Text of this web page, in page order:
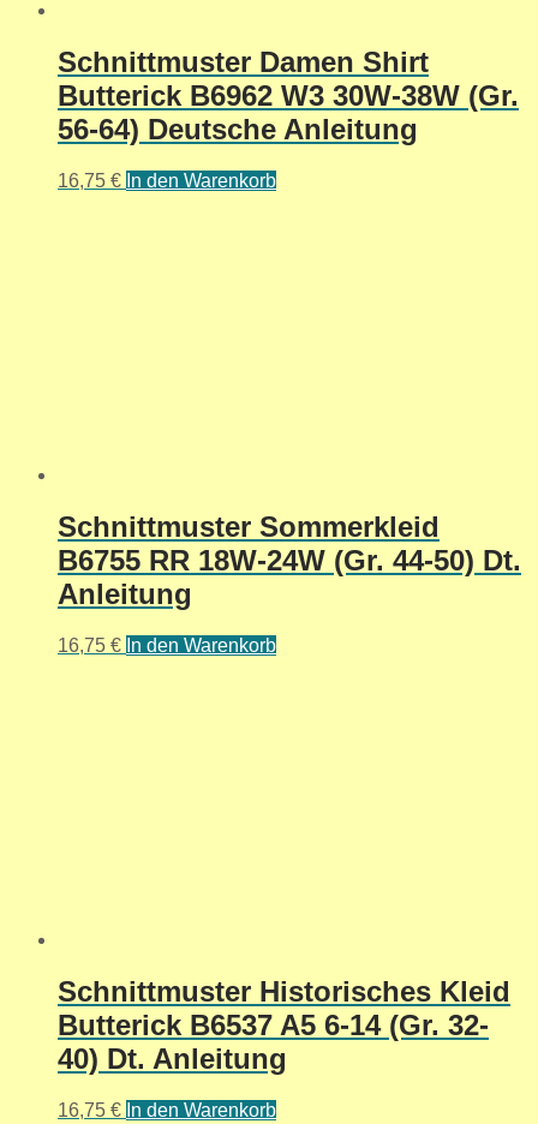
Schnittmuster Damen Shirt
Butterick B6962 W3 30W-38W (Gr.
56-64) Deutsche Anleitung
16,75 € In den Warenkorb
Schnittmuster Sommerkleid
B6755 RR 18W-24W (Gr. 44-50) Dt.
Anleitung
16,75 € In den Warenkorb
Schnittmuster Historisches Kleid
Butterick B6537 A5 6-14 (Gr. 32-
40) Dt. Anleitung
16,75 € In den Warenkorb